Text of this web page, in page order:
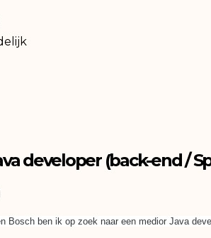
developer (back-end /
Bosch ben ik op zoek naar een medior Java